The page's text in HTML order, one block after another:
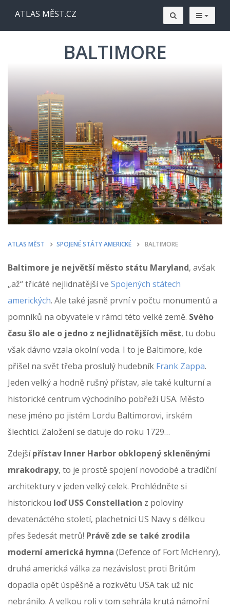
ATLAS MĚST.CZ
BALTIMORE
ATLAS MĚST SPOJENÉ STÁTY AMERICKÉ BALTIMORE
Baltimore je největší město státu Maryland, avšak
„až“ třicáté nejlidnatější ve Spojených státech
amerických. Ale také jasně první v počtu monumentů a
pomníků na obyvatele v rámci této velké země. Svého
času šlo ale o jedno z nejlidnatějších měst, tu dobu
však dávno vzala okolní voda. I to je Baltimore, kde
přišel na svět třeba proslulý hudebník Frank Zappa.
Jeden velký a hodně rušný přístav, ale také kulturní a
historické centrum východního pobřeží USA. Město
nese jméno po jistém Lordu Baltimorovi, irském
šlechtici. Založení se datuje do roku 1729…
Zdejšípřístav Inner Harbor obklopený skleněnými
mrakodrapy, to je prostě spojení novodobé a tradiční
architektury v jeden velký celek. Prohlédněte si
historickou loď USS Constellation z poloviny
devatenáctého století, plachetnici US Navy s délkou
přes šedesát metrů! Právě zde se také zrodila
moderní americká hymna (Defence of Fort McHenry),
druhá americká válka za nezávislost proti Britům
dopadla opět úspěšně a rozkvětu USA tak už nic
nebránilo. A velkou roli v tom sehrála krutá námořní